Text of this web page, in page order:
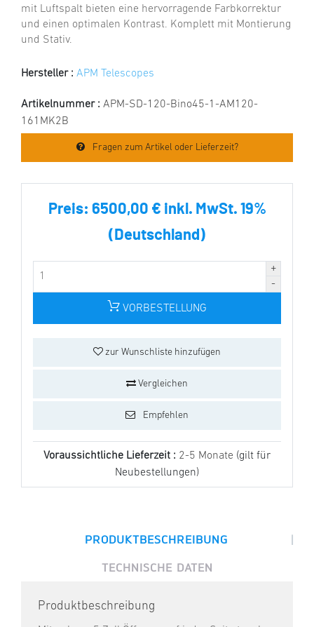
mit Luftspalt bieten eine hervorragende Farbkorrektur
und einen optimalen Kontrast. Komplett mit Montierung
und Stativ.
Hersteller : APM Telescopes
Artikelnummer : APM-SD-120-Bino45-1-AM120-
161MK2B
Fragen zum Artikel oder Lieferzeit?
Preis: 6500,00 € inkl. MwSt. 19%
(Deutschland)
VORBESTELLUNG
zur Wunschliste hinzufügen
Vergleichen
Empfehlen
Voraussichtliche Lieferzeit : 2-5 Monate (gilt für
Neubestellungen)
PRODUKTBESCHREIBUNG |
TECHNISCHE DATEN
Produktbeschreibung